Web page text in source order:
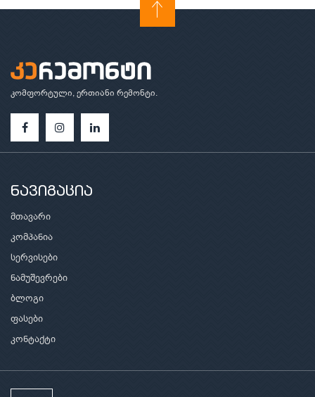
კომფორტული, ერთიანი რემონტი.
ნავიგაცია
მთავარი
კომპანია
სერვისები
ნამუშევრები
ბლოგი
ფასები
კონტაქტი